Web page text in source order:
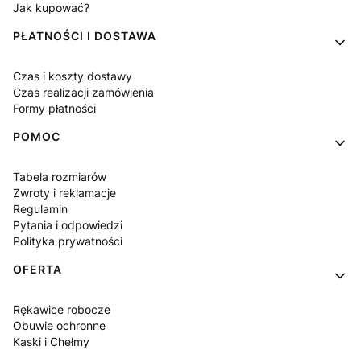
Jak kupować?
PŁATNOŚCI I DOSTAWA
Czas i koszty dostawy
Czas realizacji zamówienia
Formy płatności
POMOC
Tabela rozmiarów
Zwroty i reklamacje
Regulamin
Pytania i odpowiedzi
Polityka prywatności
OFERTA
Rękawice robocze
Obuwie ochronne
Kaski i Chełmy